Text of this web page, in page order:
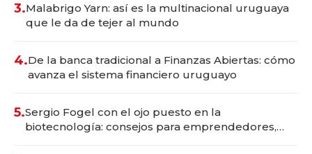
3.Malabrigo Yarn: así es la multinacional uruguaya
que le da de tejer al mundo
4.De la banca tradicional a Finanzas Abiertas: cómo
avanza el sistema financiero uruguayo
5.Sergio Fogel con el ojo puesto en la
biotecnología: consejos para emprendedores,